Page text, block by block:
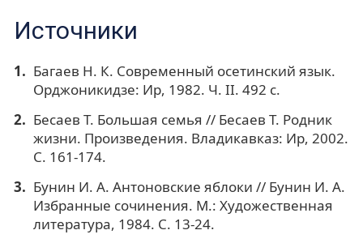
Источники
Багаев Н. К. Современный осетинский язык.
Орджоникидзе: Ир, 1982. Ч. II. 492 с.
Бесаев Т. Большая семья // Бесаев Т. Родник
жизни. Произведения. Владикавказ: Ир, 2002.
С. 161-174.
Бунин И. А. Антоновские яблоки // Бунин И. А.
Избранные сочинения. М.: Художественная
литература, 1984. С. 13-24.